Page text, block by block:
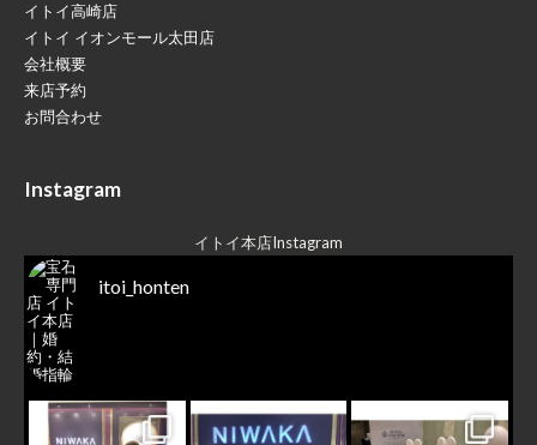
イトイ高崎店
イトイ イオンモール太田店
会社概要
来店予約
お問合わせ
Instagram
イトイ本店Instagram
itoi_honten